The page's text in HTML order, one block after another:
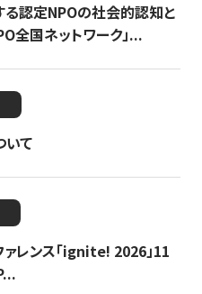
認定NPOの社会的認知と
全国ネットワーク」...
いて
レンス「ignite! 2026」11